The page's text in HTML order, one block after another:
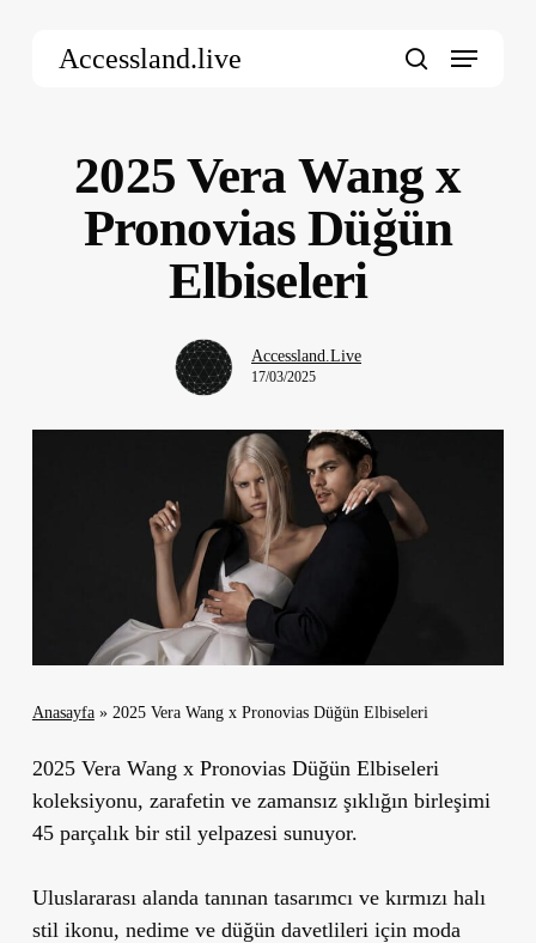
Accessland.live Menu
2025 Vera Wang x
Pronovias Düğün
Elbiseleri
Accessland.Live
17/03/2025
Anasayfa» 2025 Vera Wang x Pronovias Düğün Elbiseleri
2025 Vera Wang x Pronovias Düğün Elbiseleri
koleksiyonu, zarafetin ve zamansız şıklığın birleşimi
45 parçalık bir stil yelpazesi sunuyor.
Uluslararası alanda tanınan tasarımcı ve kırmızı halı
stil ikonu, nedime ve düğün davetlileri için moda